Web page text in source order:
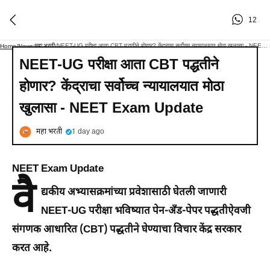
12
Home/News/महा भरती/
NEET-UG परीक्षा आता CBT पद्धतीने
होणार? केंद्राचा सर्वोच्च न्यायालयात मोठा
खुलासा - NEET Exam Update
महा भरती 1 day ago
NEET Exam Update
वै द्यकीय अभ्यासक्रमांच्या प्रवेशासाठी घेतली जाणारी
NEET-UG परीक्षा भविष्यात पेन-अँड-पेपर पद्धतीऐवजी
संगणक आधारित (CBT) पद्धतीने घेण्याचा विचार केंद्र सरकार
करत आहे.